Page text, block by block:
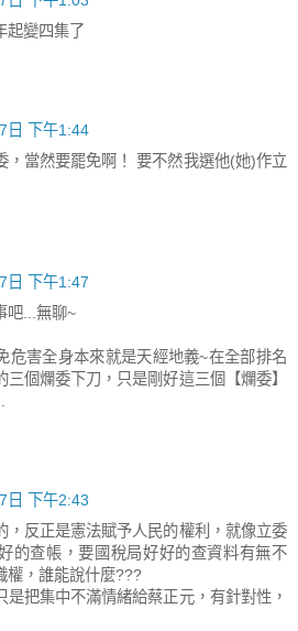
起變四集了
日 下午1:44
，當然要罷免啊！ 要不然我選他(她)作立
日 下午1:47
吧...無聊~
危害全身本來就是天經地義~在全部排名
三個爛委下刀，只是剛好這三個【爛委】
日 下午2:43
，反正是憲法賦予人民的權利，就像立委
的查帳，要國稅局好好的查資料有無不
權，誰能說什麼???
是把集中不滿情緒給蔡正元，有針對性，